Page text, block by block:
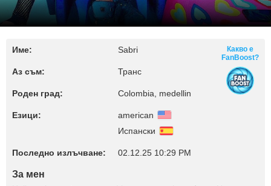
Име: Sabri
Аз съм: Транс
Роден град: Colombia, medellin
Езици:
american
Испански
Последно излъчване: 02.12.25 10:29 PM
Какво е
FanBoost?
За мен